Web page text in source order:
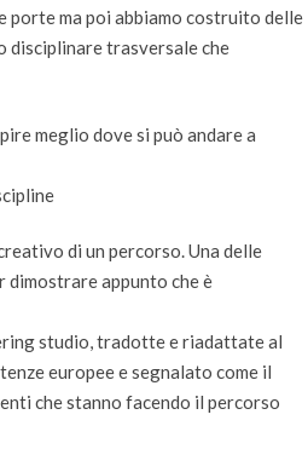
porte ma poi abbiamo costruito delle
disciplinare trasversale che
meglio dove si può andare a
di un percorso. Una delle
dimostrare appunto che è
studio, tradotte e riadattate al
europee e segnalato come il
che stanno facendo il percorso